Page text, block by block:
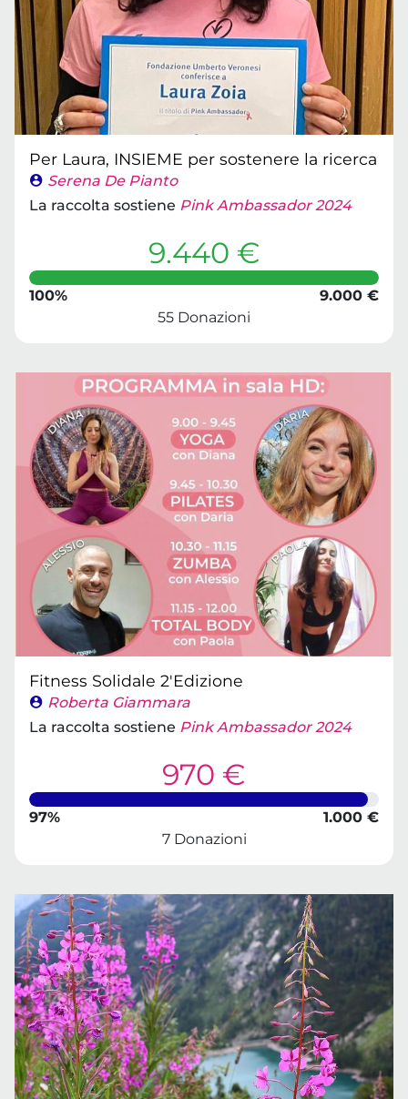
Per Laura, INSIEME per sostenere la ricerca
Serena De Pianto
La raccolta sostiene Pink Ambassador 2024
9.440 €
100%
9.000 €
55 Donazioni
Fitness Solidale 2'Edizione
Roberta Giammara
La raccolta sostiene Pink Ambassador 2024
970 €
97%
1.000 €
7 Donazioni